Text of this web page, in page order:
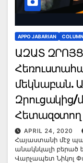
APPO JABARIAN
ԱԶԱՏ
մեկնաբան.
Զրուցակից/
Հետազօտող
APRIL 24, 2020
Հայաստանի մէջ
անակնկալի բերած
Վարչապետ Նիկոլ